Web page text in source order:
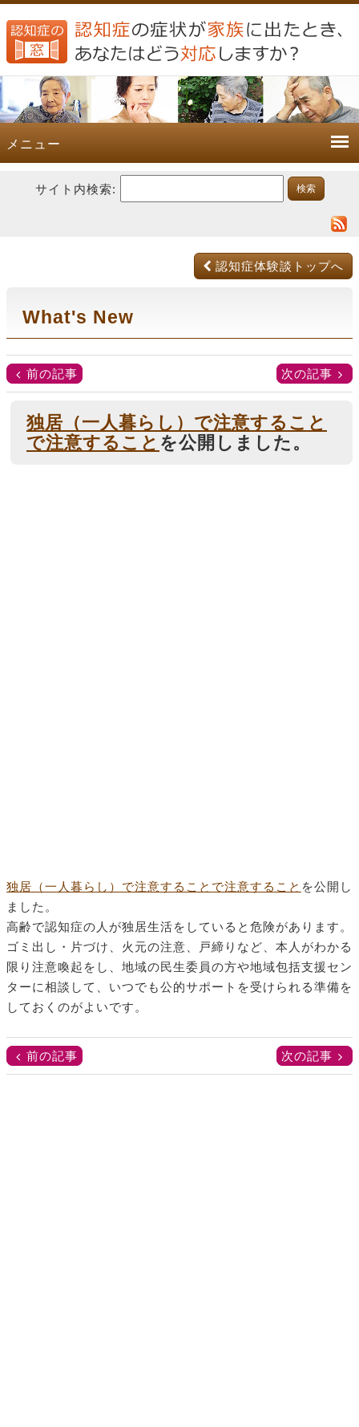
メニュー
サイト内検索:
認知症体験談トップへ
What's New
次の記事
前の記事
独居（一人暮らし）で注意すること
で注意すること を公開しました。
独居（一人暮らし）で注意することで注意すること を公開し
ました。
高齢で認知症の人が独居生活をしていると危険があります。
ゴミ出し・片づけ、火元の注意、戸締りなど、本人がわかる
限り注意喚起をし、地域の民生委員の方や地域包括支援セン
ターに相談して、いつでも公的サポートを受けられる準備を
しておくのがよいです。
次の記事
前の記事